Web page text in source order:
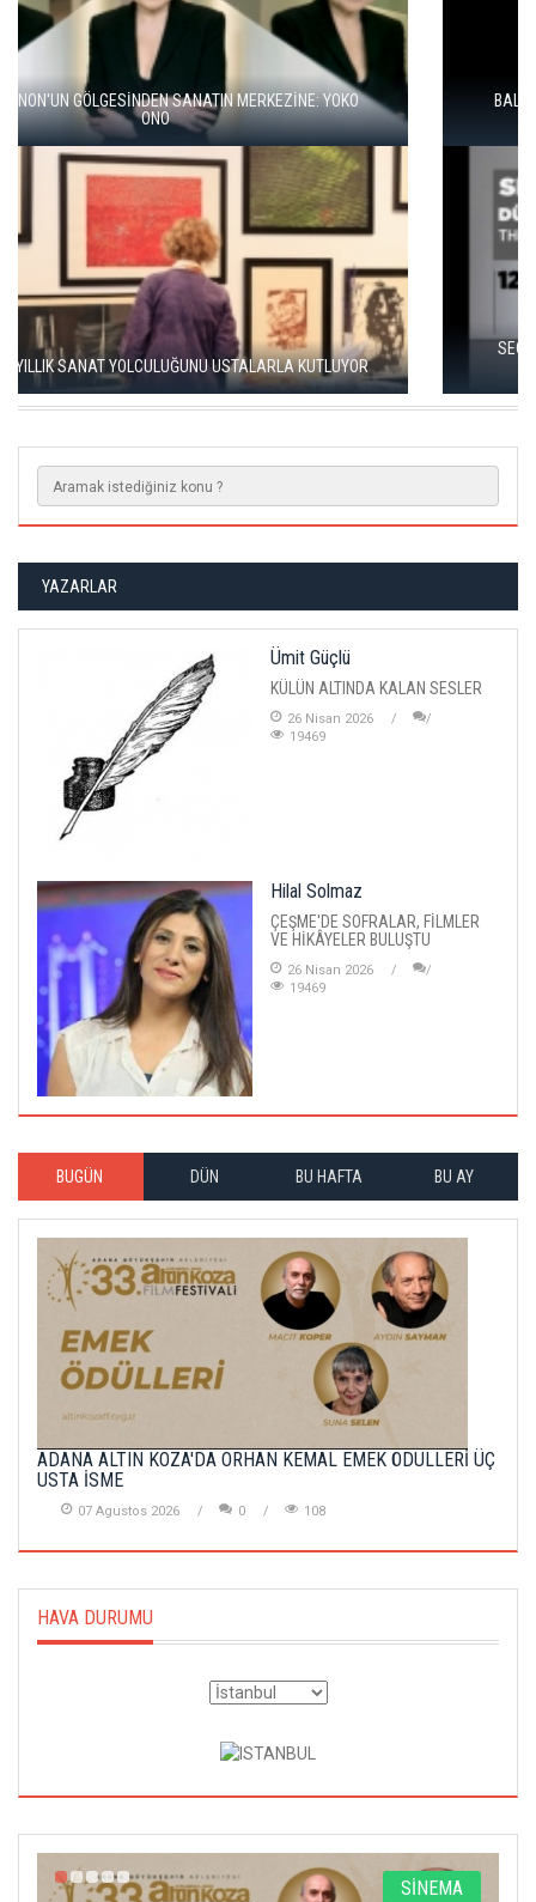
BALKANLAR'DAN ALÇITEPE'YE GÖÇÜN HİKAYESİ: "KÖK HALI"
SERGİSİ AÇILDI
SEÇKİN PİRİM İLE ŞEREFİYE SARNICI'NDA "DÜN İLE BUGÜN"
SERGİSİ
YAZARLAR
Ümit Güçlü
KÜLÜN ALTINDA KALAN SESLER
26 Nisan 2026
19469
Hilal Solmaz
ÇEŞME'DE SOFRALAR, FİLMLER
VE HİKÂYELER BULUŞTU
26 Nisan 2026
19469
BUGÜN DÜN BU HAFTA BU AY
ADANA ALTIN KOZA'DA ORHAN KEMAL EMEK ÖDÜLLERİ ÜÇ
USTA İSME
07 Agustos 2026 0 108
HAVA DURUMU
SİNEMA